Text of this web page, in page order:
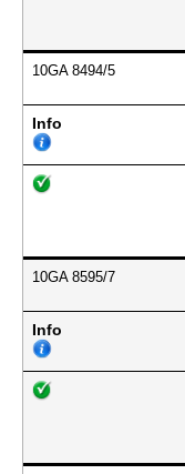
10GA 8494/5
Info
10GA 8595/7
Info